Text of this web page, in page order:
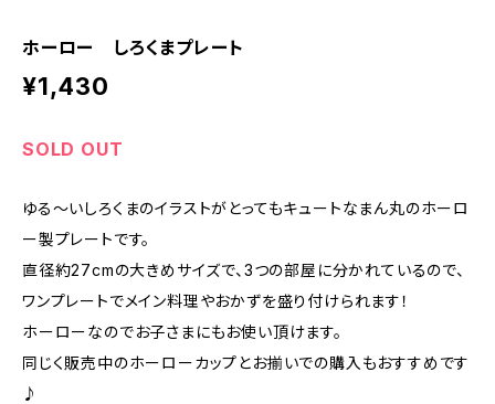
ホーロー しろくまプレート
¥1,430
SOLD OUT
ゆる〜いしろくまのイラストがとってもキュートなまん丸のホーロ
ー製プレートです。
直径約27cmの大きめサイズで、3つの部屋に分かれているので、
ワンプレートでメイン料理やおかずを盛り付けられます！
ホーローなのでお子さまにもお使い頂けます。
同じく販売中のホーローカップとお揃いでの購入もおすすめです
♪